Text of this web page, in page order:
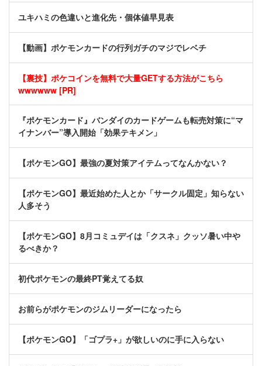
ユキハミの色違いと進化先・個体値早見表
【動画】ポケモンカードの行列ガチのマジでレベチ
【裏技】ポケコインを無料で大量GETする方法がこちら
wwwwww [PR]
『ポケモンカード』バンダイのカードゲームも転売対策に“マ
イナンバー”導入開始「効果テキメン」
【ポケモンGO】最強の夏対策アイテムってなんかない？
【ポケモンGO】最近始めた人とか「サークル固定」知らない
人多そう
【ポケモンGO】8月コミュデイは「クスネ」クッソ暑い中や
るべきか？
初代ポケモンの最終PT覚えてる奴
お前らがポケモンのジムリーダーになったら
【ポケモンGO】「ゴプラ+」が欲しいのに手に入らない